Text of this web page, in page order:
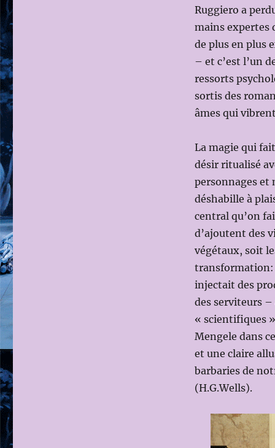
Ruggiero a
mains expertes
de plus en plus
– et c’est l’un
ressorts
sortis des
âmes qui
La magie qui
désir ritualisé
personnages et
déshabille à
central qu’on
d’ajoutent des
végétaux, soit
transformation:
injectait des
des serviteurs
« scientifiques
Mengele dans
et une claire
barbaries de
(H.G.Wells).